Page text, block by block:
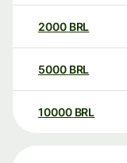
2000 BRL
5000 BRL
10000 BRL